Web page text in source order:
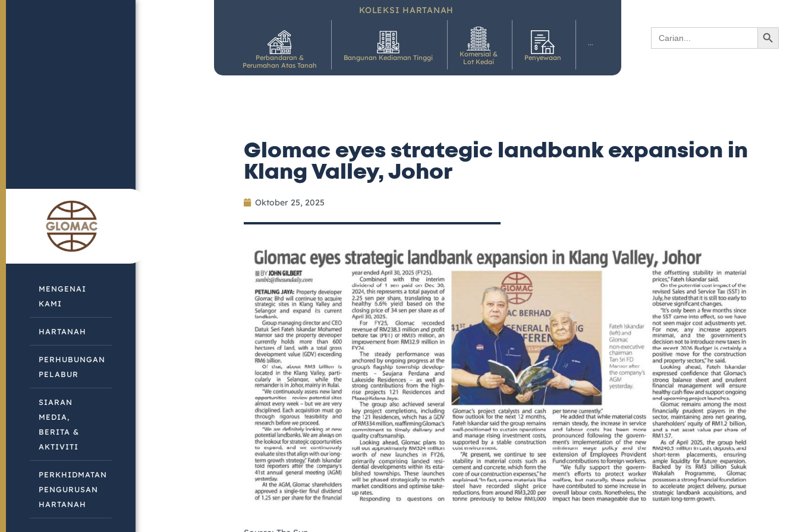
MENGENAI
KAMI
HARTANAH
PERHUBUNGAN
PELABUR
SIARAN
MEDIA,
BERITA &
AKTIVITI
PERKHIDMATAN
PENGURUSAN
HARTANAH
KOLEKSI HARTANAH
Perbandaran &
Perumahan Atas Tanah
Bangunan Kediaman Tinggi
Komersial &
Lot Kedai
Penyewaan
···
Search
for:
SEARCH BUTTON
Glomac eyes strategic landbank expansion in
Klang Valley, Johor
Oktober 25, 2025